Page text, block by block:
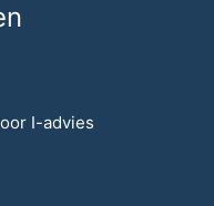
I-advies